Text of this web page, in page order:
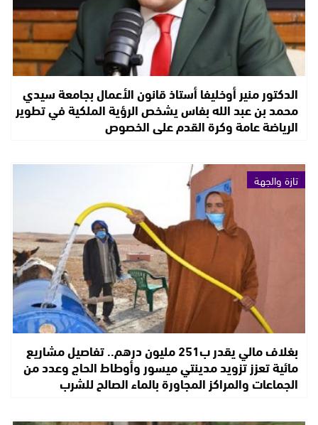
الدكتور منير أوخليفا أستاذ قانون الأعمال بجامعة سيدي
محمد بن عبد الله بفاس يشخص الرؤية الملكية في تطوير
الرياضة عامة وكرة القدم على الخصوص
تازة والجهة
بغلاف مالي يقدر ب251 مليون درهم.. تفاصيل مشاريع
مائية تعزز تزويد مدينتي ميسور وأوطاط الحاج وعدد من
الجماعات والمراكز المجاورة بالماء الصالح للشرب